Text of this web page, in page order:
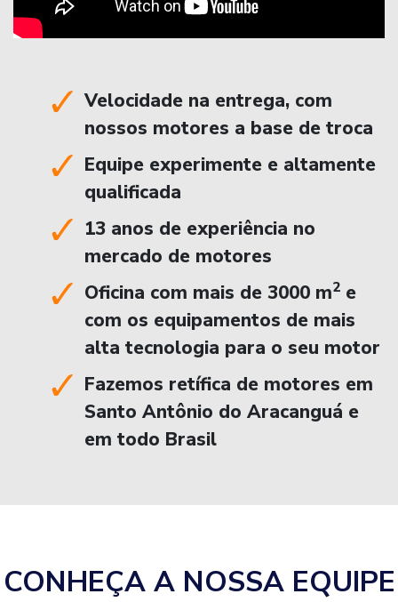
Velocidade na entrega, com
nossos motores a base de troca
Equipe experimente e altamente
qualificada
13 anos de experiência no
mercado de motores
Oficina com mais de 3000 m2 e
com os equipamentos de mais
alta tecnologia para o seu motor
Fazemos retífica de motores em
Santo Antônio do Aracanguá e
em todo Brasil
CONHEÇA A NOSSA EQUIPE